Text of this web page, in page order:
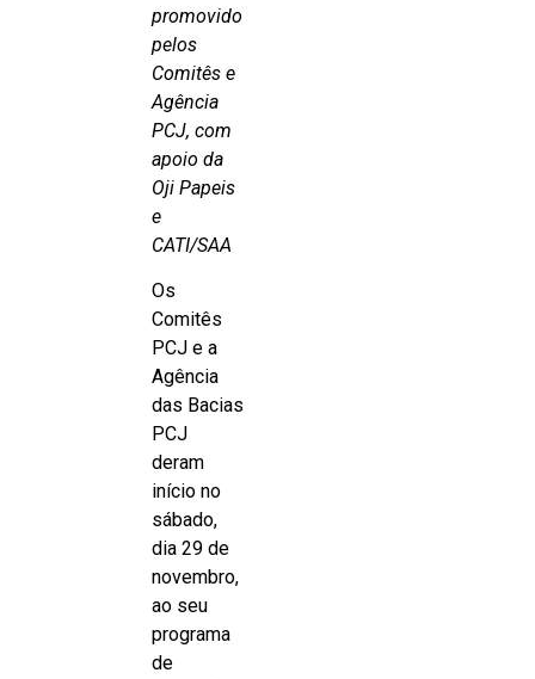
promovido
pelos
Comitês e
Agência
PCJ, com
apoio da
Oji Papeis
e
CATI/SAA
Os
Comitês
PCJ e a
Agência
das Bacias
PCJ
deram
início no
sábado,
dia 29 de
novembro,
ao seu
programa
de